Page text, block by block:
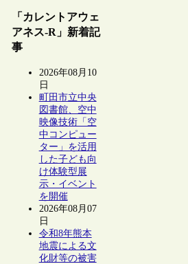
「カレントアウェ
アネス-R」新着記
事
2026年08月10
日
町田市立中央
図書館、空中
映像技術「空
中コンピュー
ター」を活用
した子ども向
け体験型展
示・イベント
を開催
2026年08月07
日
令和8年熊本
地震による文
化財等の被害